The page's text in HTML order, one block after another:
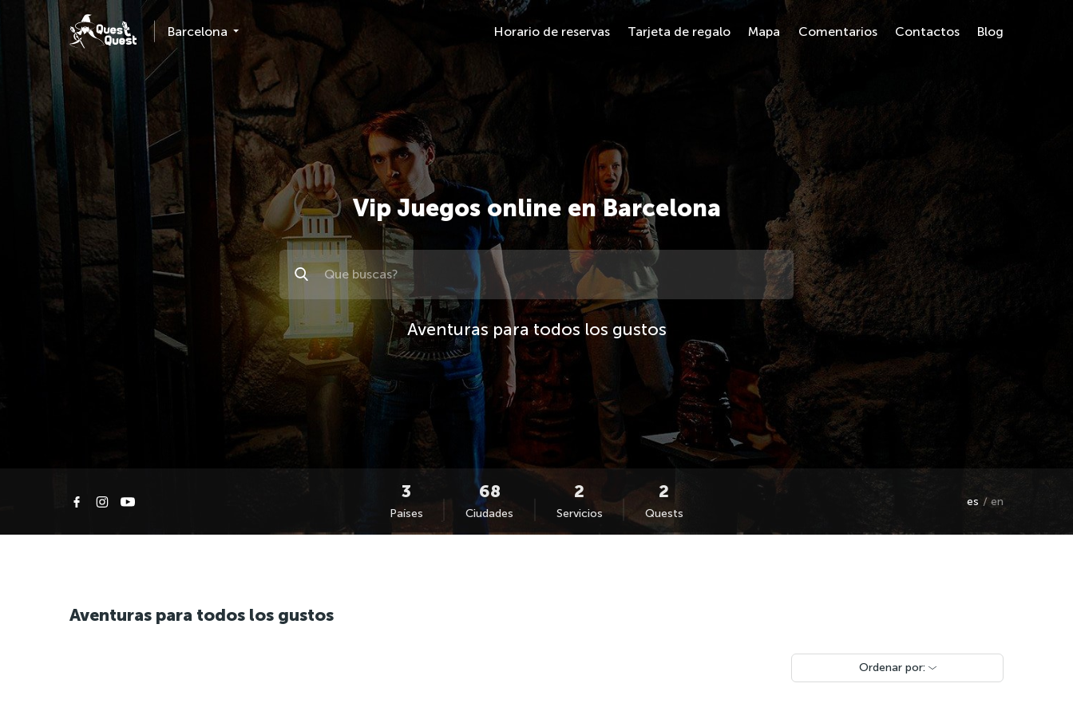
Barcelona Horario de reservas Tarjeta de regalo Mapa Comentarios Contactos Blog
Vip Juegos online en Barcelona
Поиск
Aventuras para todos los gustos
Países Ciudades Servicios Quests
es en
Aventuras para todos los gustos
Ordenar por: